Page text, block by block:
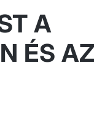
A
ÉS